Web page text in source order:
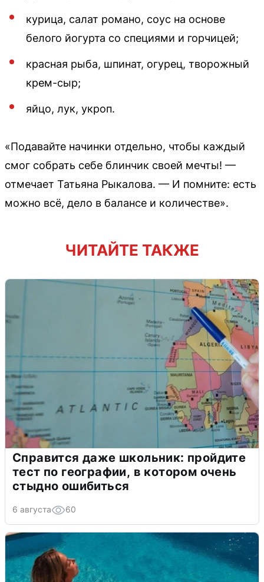
курица, салат романо, соус на основе
белого йогурта со специями и горчицей;
красная рыба, шпинат, огурец, творожный
крем-сыр;
яйцо, лук, укроп.
«Подавайте начинки отдельно, чтобы каждый
смог собрать себе блинчик своей мечты! —
отмечает Татьяна Рыкалова. — И помните: есть
можно всё, дело в балансе и количестве».
ЧИТАЙТЕ ТАКЖЕ
Справится даже школьник: пройдите
тест по географии, в котором очень
стыдно ошибиться
6 августа 60